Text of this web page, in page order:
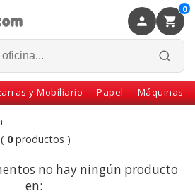
0
y Mobiliario Papel Máquinas
( 0productos )
no hay ningún producto
en: